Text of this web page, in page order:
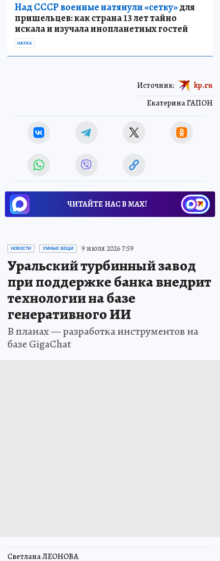
Над СССР военные натянули «сетку»для
пришельцев: как страна 13 лет тайно
искала и изучала инопланетных гостей
НАУКА
Екатерина ГАПОН
Источник: kp.ru
ЧИТАЙТЕ НАС В МАХ!
НОВОСТИ УМНЫЕ ВЕЩИ 9 июля 2026 7:59
Уральский турбинный завод
при поддержке банка внедрит
технологии на базе
генеративного ИИ
В планах — разработка инструментов на
базе GigaChat
Светлана ЛЕОНОВА